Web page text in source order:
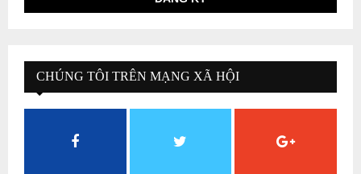
CHÚNG TÔI TRÊN MẠNG XÃ HỘI